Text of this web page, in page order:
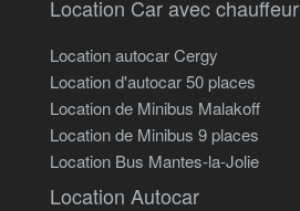
Location Car avec chauffeur
Location autocar Cergy
Location d'autocar 50 places
Location de Minibus Malakoff
Location de Minibus 9 places
Location Bus Mantes-la-Jolie
Location Autocar